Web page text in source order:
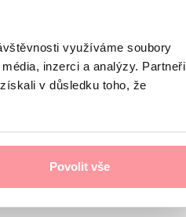
využíváme soubory
inzerci a analýzy. Partneři
v důsledku toho, že
Povolit vše